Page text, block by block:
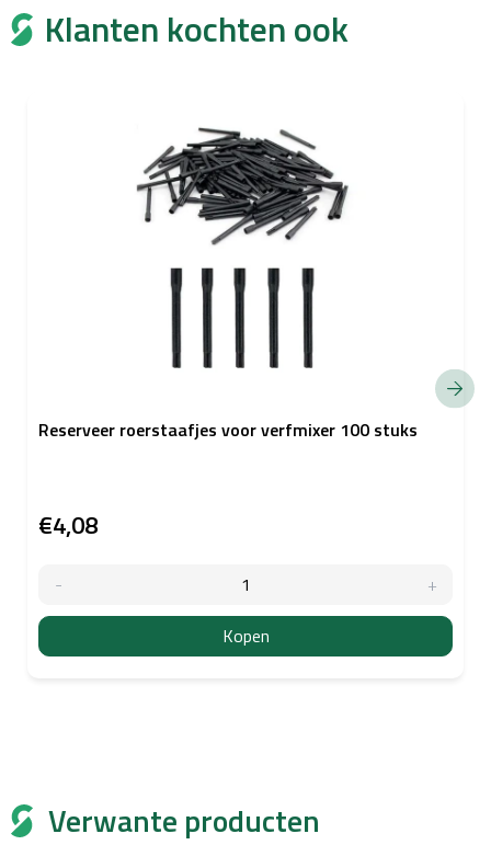
Verwante producten
Klanten kochten ook
Reserveer roerstaafjes voor verfmixer 100 stuks
€4,08
Kopen